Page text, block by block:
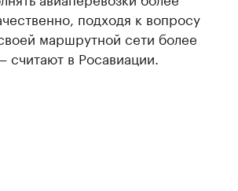
подходя к вопросу
маршрутной сети более
считают в Росавиации.